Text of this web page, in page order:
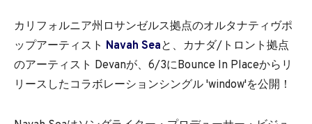
カリフォルニア州ロサンゼルス拠点のオルタナティヴポ
ップアーティスト Navah Seaと、カナダ/トロント拠点
のアーティスト Devanが、6/3にBounce In Placeからリ
リースしたコラボレーションシングル 'window'を公開！